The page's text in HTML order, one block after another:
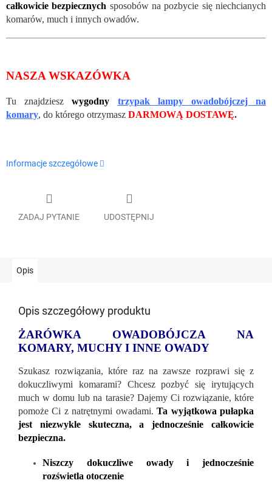
całkowicie bezpiecznych sposobów na pozbycie się niechcianych
komarów, much i innych owadów.
NASZA WSKAZÓWKA
Tu znajdzieszwygodny
trzypak lampy owadobójczej na
komary, do którego otrzymasz DARMOWĄ DOSTAWĘ.
Informacje szczegółowe
ZADAJ PYTANIE UDOSTĘPNIJ
Opis
Opis szczegółowy produktu
ŻARÓWKA OWADOBÓJCZA NA
KOMARY, MUCHY I INNE OWADY
Szukasz rozwiązania, które raz na zawsze rozprawi się z
dokuczliwymi komarami? Chcesz pozbyć się irytujących
much w domu lub na tarasie? Dajemy Ci rozwiązanie, które
pomoże Ci z natrętnymi owadami. Ta wyjątkowa pułapka
jest niezwykle skuteczna, a jednocześnie całkowicie
bezpieczna.
Niszczy dokuczliwe owady i jednocześnie
rozświetla otoczenie